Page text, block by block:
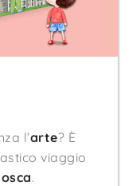
l’arte? È
viaggio
.